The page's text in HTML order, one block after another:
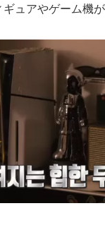
ュアやゲーム機が